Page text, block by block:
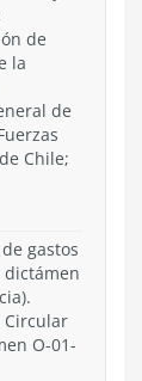
de
la
de
Chile;
gastos
dictámen
Circular
O-01-